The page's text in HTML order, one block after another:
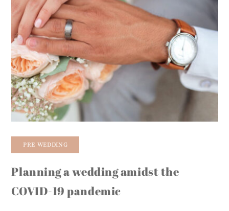
PRE WEDDING
Planning a wedding amidst the
COVID-19 pandemic